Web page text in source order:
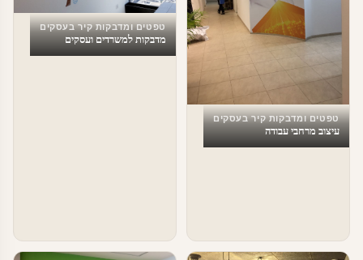
טפטים ומדבקות קיר בעסקים
עיצוב מרחבי עבודה
טפטים ומדבקות קיר בעסקים
מדבקות למשרדים ועסקים